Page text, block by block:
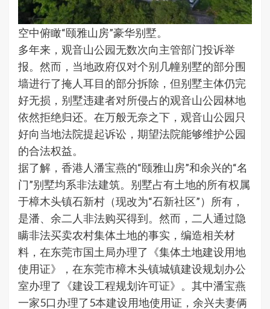
空中俯瞰“颐雅山房”豪华别墅。
多年来，观音山公园无数次向主管部门投诉举
报。然而，当地政府仅对个别几幢别墅的部分围
墙进行了掩人耳目的部分拆除，但别墅主体仍完
好无损，别墅违建者对所侵占的观音山公园林地
依然拒绝归还。在万般无奈之下，观音山公园只
好向当地法院提起诉讼，期望法院能够维护公园
的合法权益。
据了解，香港人潘宝燕的“颐雅山房”和余兴的“名
门”别墅均系非法建筑。别墅占有土地的所有权属
于樟木头镇石新村（现改为“石新社区”）所有，
是潘、余二人非法购买得到。然而，二人通过隐
瞒非法买卖农村集体土地的事实，编造相关材
料，在东莞市国土局办理了《集体土地建设用地
使用证》，在东莞市樟木头镇城镇建设规划办公
室办理了《建设工程规划许可证》。其中潘宝燕
一家5口办理了5本建设用地使用证，余兴夫妻俩